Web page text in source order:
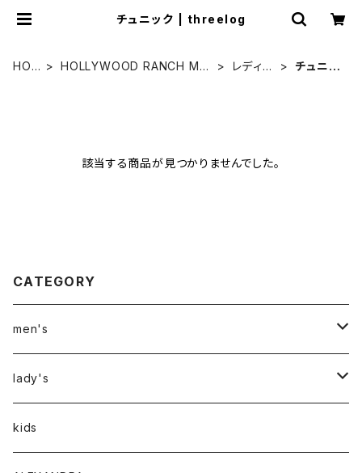
チュニック | threelog
HOM
HOLLYWOOD RANCH MA
レディー
チュニッ
該当する商品が見つかりませんでした。
CATEGORY
men's
アウター
トップス
lady's
アウター
kids